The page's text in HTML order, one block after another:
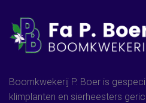
Boomkwekerij P. Boer is
klimplanten en sierheesters